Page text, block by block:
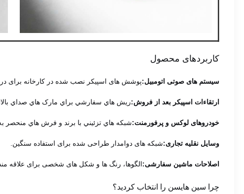
کاربردهای محصول
سیستم های صوتی اتومبیل:پوشش های اسپیکر نصب شده در کارخانه برای
ارتقاءات اسپیکر بعد از فروش:ريش هاي سفارشي براي مارک هاي صداي
خودروهای لوکس و پرفورمنت:شبكه هاي تزئيني با برند و فرش هاي منحصر
وسایل نقلیه تجاری:شبكه های دوامدار طراحی شده برای استفاده سنگین.
اصلاحات ماشین سفارشی:الگوها، رنگ ها و شکل های شخصی برای علاقه
چرا سین هایسن را انتخاب کردید؟